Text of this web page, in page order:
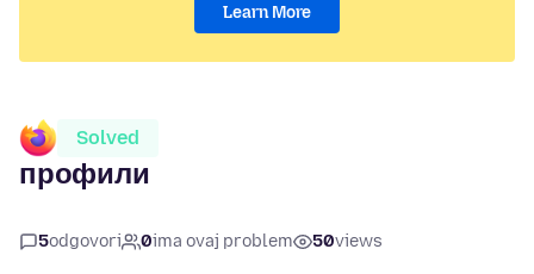
Learn More
Solved
профили
5odgovori 0ima ovaj problem 50views